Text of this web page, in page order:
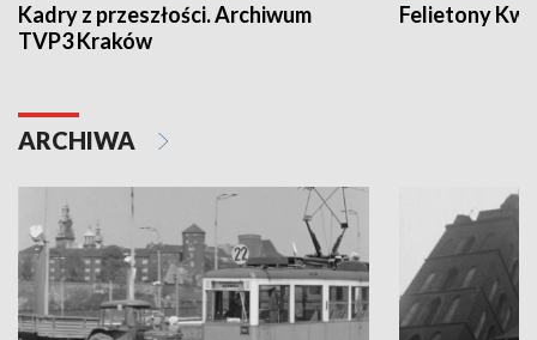
Kadry z przeszłości. Archiwum
TVP3 Kraków
Felietony
ARCHIWA